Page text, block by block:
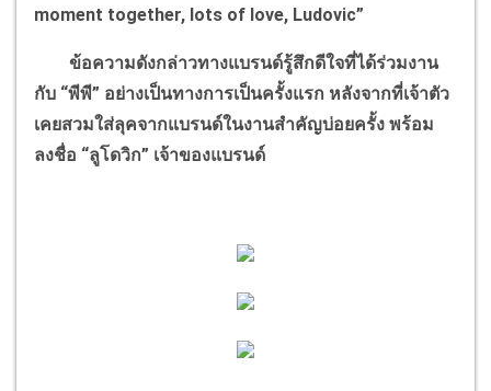
moment together, lots of love, Ludovic”
ข้อความดังกล่าวทางแบรนด์รู้สึกดีใจที่ได้ร่วมงาน
กับ “พีพี” อย่างเป็นทางการเป็นครั้งแรก หลังจากที่เจ้าตัว
เคยสวมใส่ลุคจากแบรนด์ในงานสำคัญบ่อยครั้ง พร้อม
ลงชื่อ “ลูโดวิก” เจ้าของแบรนด์